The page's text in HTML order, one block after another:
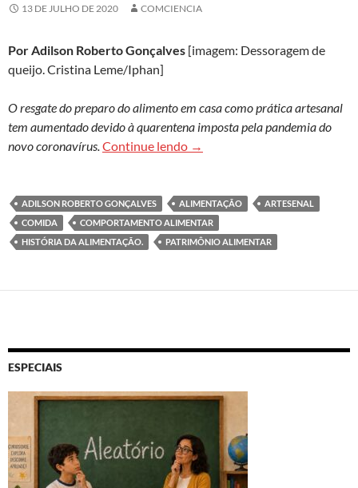
13 DE JULHO DE 2020 COMCIENCIA
Por Adilson Roberto Gonçalves [imagem: Dessoragem de
queijo. Cristina Leme/Iphan]
O resgate do preparo do alimento em casa como prática artesanal
tem aumentado devido à quarentena imposta pela pandemia do
novo coronavírus.Continue lendo Comida e cultura: cresce o
→
ADILSON ROBERTO GONÇALVES ALIMENTAÇÃO
ARTESENAL
COMIDA
COMPORTAMENTO ALIMENTAR
HISTÓRIA DA ALIMENTAÇÃO.
PATRIMÔNIO ALIMENTAR
ESPECIAIS